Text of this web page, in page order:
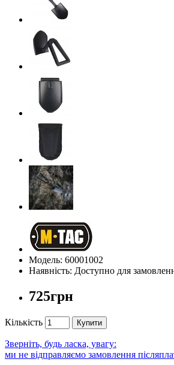
Модель: 60001002
Наявність: Доступно для
725грн
Кількість Купити
Зверніть, будь ласка, увагу:
ми не відправляємо замовлення